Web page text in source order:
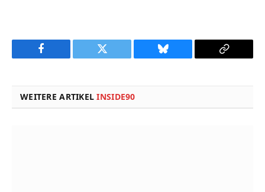
Facebook Twitter Bluesky
Copy
WEITERE ARTIKELINSIDE90